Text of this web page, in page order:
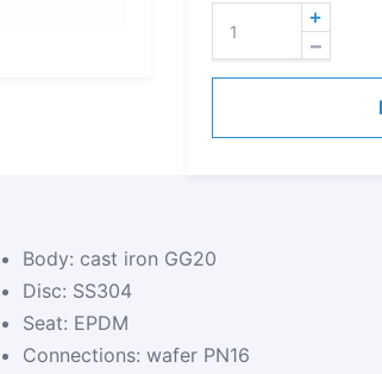
Body: cast iron GG20
Disc: SS304
Seat: EPDM
Connections: wafer PN16